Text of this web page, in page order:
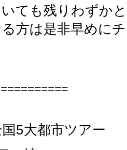
ても残りわずか
方は是非早めに
5大都市ツアー